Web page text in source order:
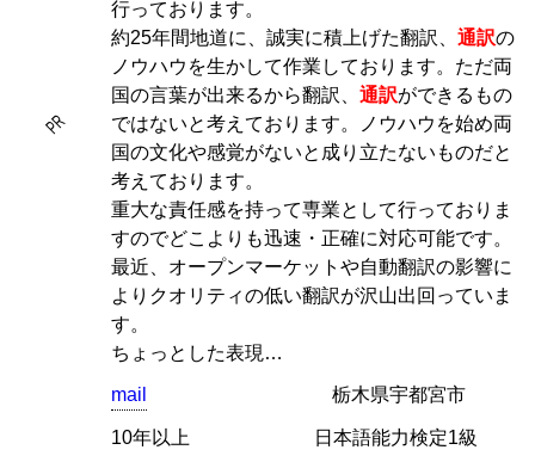
PR
行っております。
約25年間地道に、誠実に積上げた翻訳、 通訳の
ノウハウを生かして作業しております。ただ両
国の言葉が出来るから翻訳、 通訳ができるもの
ではないと考えております。ノウハウを始め両
国の文化や感覚がないと成り立たないものだと
考えております。
重大な責任感を持って専業として行っておりま
すのでどこよりも迅速・正確に対応可能です。
最近、オープンマーケットや自動翻訳の影響に
よりクオリティの低い翻訳が沢山出回っていま
す。
ちょっとした表現…
mail 栃木県宇都宮市
10年以上 日本語能力検定1級